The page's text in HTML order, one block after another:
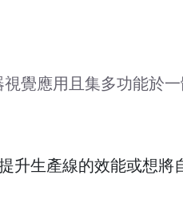
覺應用且集多功能於
升生產線的效能或想將